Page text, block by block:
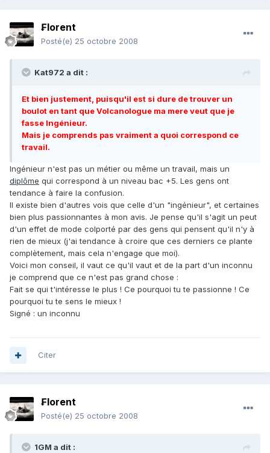
₣lorent
Posté(e) 25 octobre 2008
Kat972 a dit :
Et bien justement, puisqu'il est si dure de trouver un
boulot en tant que Volcanologue ma mere veut que je
fasse Ingénieur.
Mais je comprends pas vraiment a quoi correspond ce
travail.
Ingénieur n'est pas un métier ou même un travail, mais un
diplôme qui correspond à un niveau bac +5. Les gens ont
tendance à faire la confusion.
Il existe bien d'autres vois que celle d'un "ingénieur", et certaines
bien plus passionnantes à mon avis. Je pense qu'il s'agit un peut
d'un effet de mode colporté par des gens qui pensent qu'il n'y à
rien de mieux (j'ai tendance à croire que ces derniers ce plante
complètement, mais cela n'engage que moi).
Voici mon conseil, il vaut ce qu'il vaut et de la part d'un inconnu
je comprend que ce n'est pas grand chose :
Fait se qui t'intéresse le plus ! Ce pourquoi tu te passionne ! Ce
pourquoi tu te sens le mieux !
Signé : un inconnu
Citer
₣lorent
Posté(e) 25 octobre 2008
1GM a dit :